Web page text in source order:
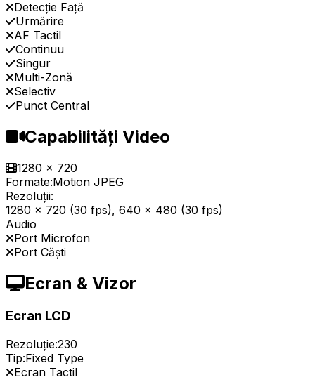
Detecție Față
Urmărire
AF Tactil
Continuu
Singur
Multi-Zonă
Selectiv
Punct Central
Capabilități Video
1280 x 720
Formate:Motion JPEG
Rezoluții:
1280 x 720 (30 fps), 640 x 480 (30 fps)
Audio
Port Microfon
Port Căști
Ecran & Vizor
Ecran LCD
Rezoluție:230
Tip:Fixed Type
Ecran Tactil